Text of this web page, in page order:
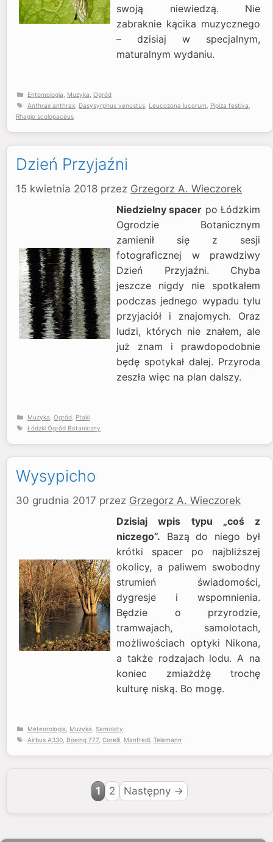
swoją niewiedzą. Nie
zabraknie kącika muzycznego
– dzisiaj w specjalnym,
maturalnym wydaniu.
Kategorie
Entomologia Muzyka Ogród
Tagi
Anthrax anthrax Dasysyrphus venustus Leucozona lucorum Pipiza festiva
Rhagio scolopaceus
Dzień Przyjaźni
15 kwietnia 2018 przez Grzegorz A. Wieczorek
Niedzielny spacer po Łódzkim
Ogrodzie Botanicznym
zamienił się z sesji
fotograficznej w prawdziwy
Dzień Przyjaźni. Chyba
jeszcze nigdy nie spotkałem
podczas jednego wypadu tylu
przyjaciół i znajomych. Oraz
ludzi, których nie znałem, ale
już znam i prawdopodobnie
będę spotykał dalej. Przyroda
zeszła więc na plan dalszy.
Kategorie
Muzyka Ogród Ptaki
Tagi
Łódzki Ogród Botaniczny
Wysypicho
30 grudnia 2017 przez Grzegorz A. Wieczorek
Dzisiaj wpis typu „coś z
niczego”. Bazą do niego był
krótki spacer po najbliższej
okolicy, a paliwem swobodny
strumień świadomości,
dygresje i wspomnienia.
Będzie o przyrodzie,
tramwajach, samolotach,
możliwościach optyki Nikona,
a także rodzajach lodu. A na
koniec zmiażdżę trochę
kulturę niską. Bo mogę.
Kategorie
Meteorologia Muzyka Samoloty
Tagi
Airbus A330 Boeing 777 Corelli Manfredi Telemann
Strona
1 Strona
2 Następny →